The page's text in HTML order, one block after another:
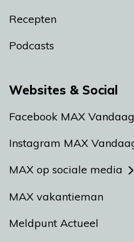
Recepten
Podcasts
Websites & Social
Facebook MAX Vandaag
Instagram MAX
MAX op sociale media
MAX vakantieman
Meldpunt Actueel